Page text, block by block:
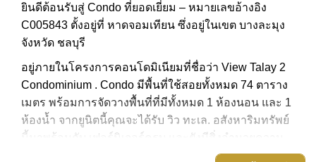
ยินดีต้อนรับสู่ Condo ที่ยอดเยี่ยม – หมายเลขอ้างอิง
C005843 ตั้งอยู่ที่ หาดจอมเทียน ซึ่งอยู่ในเขต บางละมุง
จังหวัด ชลบุรี
อยู่ภายในโครงการคอนโดมิเนียมที่ชื่อว่า View Talay 2
Condominium . Condo มีพื้นที่ใช้สอยทั้งหมด 74 ตาราง
เมตร พร้อมการจัดวางพื้นที่ที่มีทั้งหมด 1 ห้องนอน และ 1
ห้องน้ำ จากยูนิตนี้คุณจะได้รับ วิว ทะเล. อสังหาริมทรัพย์
นี้มาพร้อมกับ เฟอร์นิเจอร์ครบ และยังมีสิ่งอำนวยความ
สะดวก ได้แก่ มีระเบียง, เครื่องปรับอากาศครบ,